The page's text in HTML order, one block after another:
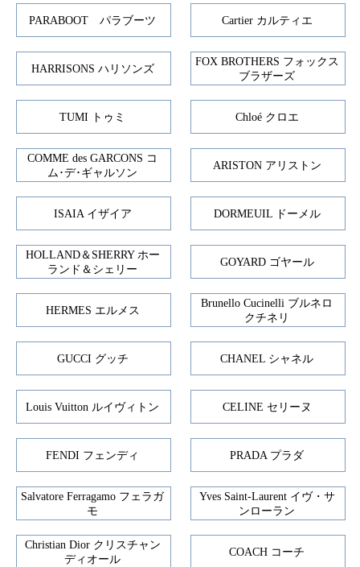
PARABOOT パラブーツ Cartier カルティエ
HARRISONS ハリソンズ
FOX BROTHERS フォックス
ブラザーズ
TUMI トゥミ Chloé クロエ
COMME des GARCONS コ
ム･デ･ギャルソン
ARISTON アリストン
ISAIA イザイア DORMEUIL ドーメル
HOLLAND＆SHERRY ホー
ランド＆シェリー
GOYARD ゴヤール
HERMES エルメス
Brunello Cucinelli ブルネロ
クチネリ
GUCCI グッチ CHANEL シャネル
Louis Vuitton ルイヴィトン CELINE セリーヌ
FENDI フェンディ PRADA プラダ
Salvatore Ferragamo フェラガ
モ
Yves Saint-Laurent イヴ・サ
ンローラン
Christian Dior クリスチャン
ディオール
COACH コーチ